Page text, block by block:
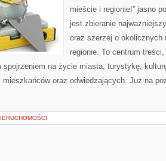
mieście i regionie!” jasno
jest zbieranie
oraz szerzej o okolicznych
regionie. To centrum
na życie miasta, turystykę,
mieszkańców oraz odwiedzających. Już na